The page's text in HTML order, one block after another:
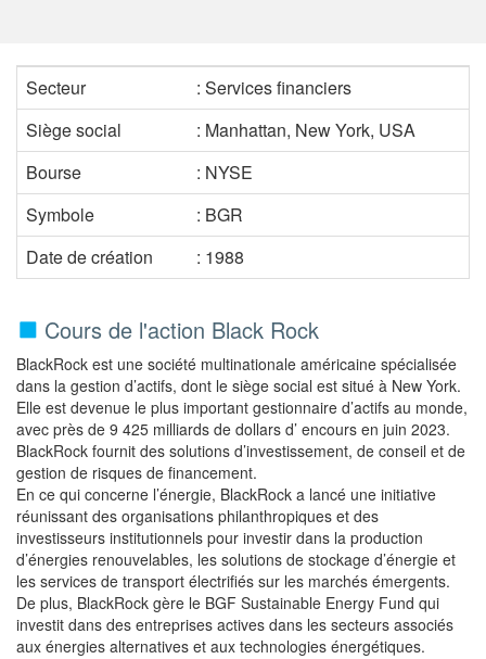
Secteur
: Services financiers
Siège social
: Manhattan, New York, USA
Bourse
: NYSE
Symbole
: BGR
Date de création
: 1988
Cours de l'action Black Rock
BlackRock est une société multinationale américaine spécialisée
dans la gestion d’actifs, dont le siège social est situé à New York.
Elle est devenue le plus important gestionnaire d’actifs au monde,
avec près de 9 425 milliards de dollars d’ encours en juin 2023.
BlackRock fournit des solutions d’investissement, de conseil et de
gestion de risques de financement.
En ce qui concerne l’énergie, BlackRock a lancé une initiative
réunissant des organisations philanthropiques et des
investisseurs institutionnels pour investir dans la production
d’énergies renouvelables, les solutions de stockage d’énergie et
les services de transport électrifiés sur les marchés émergents.
De plus, BlackRock gère le BGF Sustainable Energy Fund qui
investit dans des entreprises actives dans les secteurs associés
aux énergies alternatives et aux technologies énergétiques.